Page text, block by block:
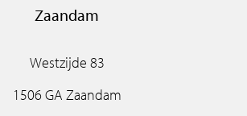
Zaandam
Westzijde 83
1506 GA Zaandam